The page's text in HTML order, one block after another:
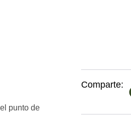
punto de
Comparte: